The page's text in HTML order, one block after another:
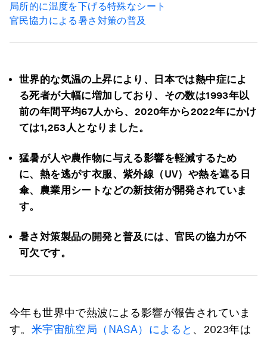
世界的な気温の上昇により、日本では熱中症によ
る死者が大幅に増加しており、その数は1993年以
前の年間平均67人から、2020年から2022年にかけ
ては1,253人となりました。
猛暑が人や農作物に与える影響を軽減するため
に、熱を逃がす衣服、紫外線（UV）や熱を遮る日
傘、農業用シートなどの新技術が開発されていま
す。
暑さ対策製品の開発と普及には、官民の協力が不
可欠です。
今年も世界中で熱波による影響が報告されていま
す。 米宇宙航空局（NASA）によると 、2023年は
局所的に温度を下げる特殊なシート
官民協力による暑さ対策の普及